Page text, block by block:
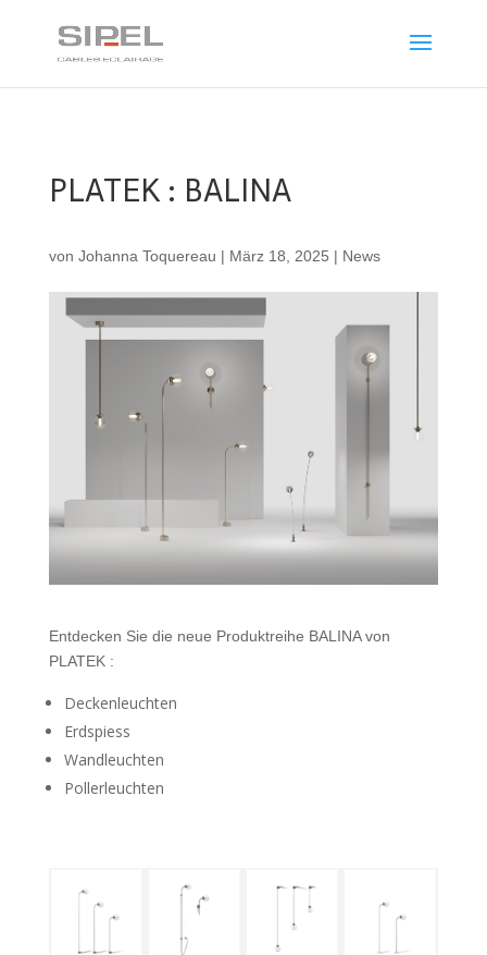
PLATEK : BALINA
von Johanna Toquereau | März 18, 2025 | News
Entdecken Sie die neue Produktreihe BALINA von
PLATEK :
Deckenleuchten
Erdspiess
Wandleuchten
Pollerleuchten